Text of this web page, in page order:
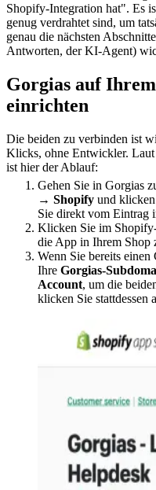
Shopify-Integration hat". Es
genug verdrahtet sind, um
genau die nächsten
Antworten, der KI-Agent)
Gorgias auf
einrichten
Die beiden zu verbinden ist
Klicks, ohne Entwickler. Laut
ist hier der Ablauf:
Gehen Sie in Gorgias
→ Shopify und
Sie direkt vom Eintrag
Klicken Sie im
die App in Ihrem Shop
Wenn Sie bereits
Ihre Gorgias-
Account, um die
klicken Sie stattdessen